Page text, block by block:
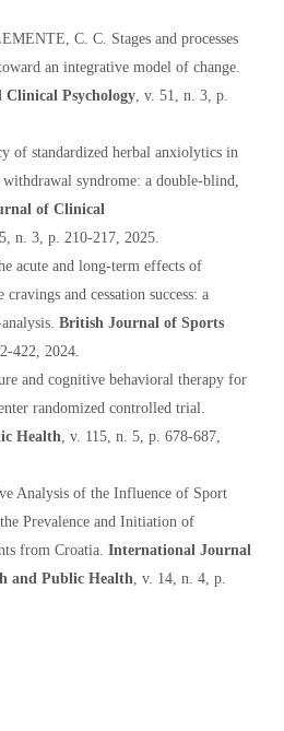
C. C. Stages and processes
an integrative model of change.
Psychology , v. 51, n. 3, p.
of standardized herbal anxiolytics in
syndrome: a double-blind,
of Clinical
n. 3, p. 210-217, 2025.
acute and long-term effects of
and cessation success: a
British Journal of Sports
422, 2024.
re and cognitive behavioral therapy for
randomized controlled trial.
Health , v. 115, n. 5, p. 678-687,
Analysis of the Influence of Sport
Prevalence and Initiation of
from Croatia. International Journal
and Public Health , v. 14, n. 4, p.